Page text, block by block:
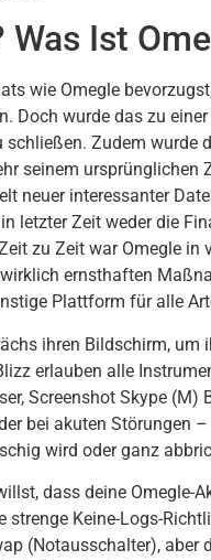
Ist
wie Omegle
Doch wurde das zu
schließen. Zudem wurde
seinem
neuer interessanter
letzter Zeit weder die
zu Zeit war Omegle in
ernsthaften
Plattform für alle
ihren Bild­schirm,
erlauben alle
Screenshot Skype (M)
bei akuten Störungen
wird oder ganz
dass deine
strenge Keine-Logs-
(Notausschalter),